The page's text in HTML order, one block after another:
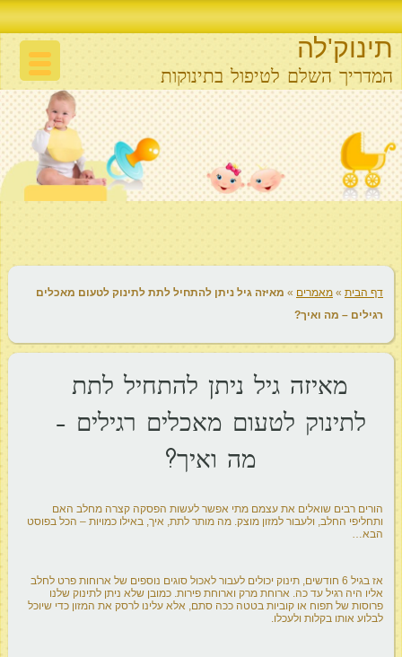
תינוק'לה
המדריך השלם לטיפול בתינוקות
דף הבית » מאמרים » מאיזה גיל ניתן להתחיל לתת לתינוק לטעום מאכלים
רגילים – מה ואיך?
מאיזה גיל ניתן להתחיל לתת
לתינוק לטעום מאכלים רגילים –
מה ואיך?
הורים רבים שואלים את עצמם מתי אפשר לעשות הפסקה קצרה מחלב האם
ותחליפי החלב, ולעבור למזון מוצק. מה מותר לתת, איך, באילו כמויות – הכל בפוסט
הבא…
אז בגיל 6 חודשים, תינוק יכולים לעבור לאכול סוגים נוספים של ארוחות פרט לחלב
אליו היה רגיל עד כה. ארוחת מרק וארוחת פירות. כמובן שלא ניתן לתינוק שלנו
פרוסות של תפוח או קוביות בטטה ככה סתם, אלא עלינו לרסק את המזון כדי שיוכל
לבלוע אותו בקלות ולעכלו.